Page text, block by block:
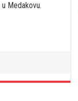
Medakovu.